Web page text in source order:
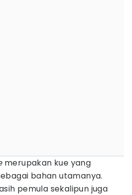
merupakan kue yang
bahan utamanya.
pemula sekalipun juga